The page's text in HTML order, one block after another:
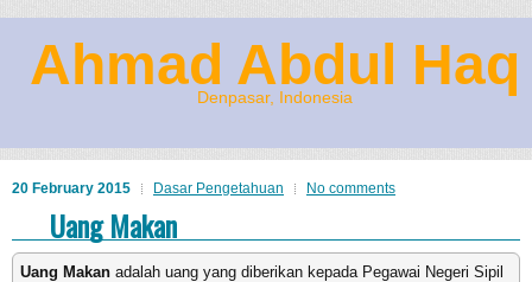
Ahmad Abdul Haq
Denpasar, Indonesia
20 February 2015 Dasar Pengetahuan No comments
Uang Makan
Uang Makan adalah uang yang diberikan kepada Pegawai Negeri Sipil